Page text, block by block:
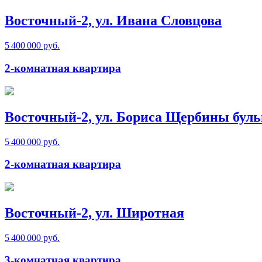
Восточный-2, ул. Ивана Словцова
5 400 000 руб.
2-комнатная квартира
Восточный-2, ул. Бориса Щербины
5 400 000 руб.
2-комнатная квартира
Восточный-2, ул. Широтная
5 400 000 руб.